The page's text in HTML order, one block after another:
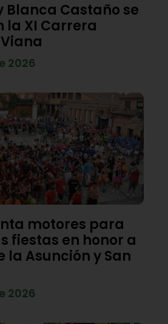
Blanca Castaño se
la XI Carrera
2026
motores para
fiestas en honor a
la Asunción y San
2026